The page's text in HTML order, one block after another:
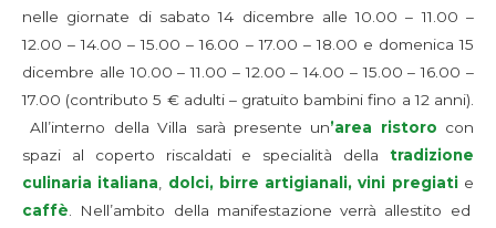
nelle giornate di sabato 14 dicembre alle 10.00 – 11.00 –
12.00 – 14.00 – 15.00 – 16.00 – 17.00 – 18.00 e domenica 15
dicembre alle 10.00 – 11.00 – 12.00 – 14.00 – 15.00 – 16.00 –
17.00 (contributo 5 € adulti – gratuito bambini fino a 12 anni).
All’interno della Villa sarà presente un’area ristoro con
spazi al coperto riscaldati e specialità della tradizione
culinaria italiana, dolci, birre artigianali, vini pregiatie
caffè. Nell’ambito della manifestazione verrà allestito ed